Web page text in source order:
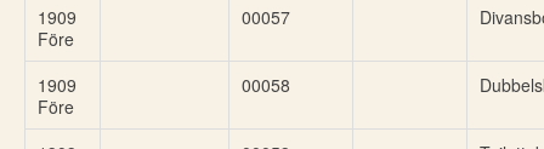
1909
Före
00057
1909
Före
00058